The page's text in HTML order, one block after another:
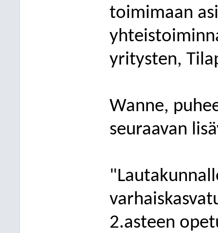
toimimaan
yritysten,
Wanne,
seuraavan
"
2.asteen